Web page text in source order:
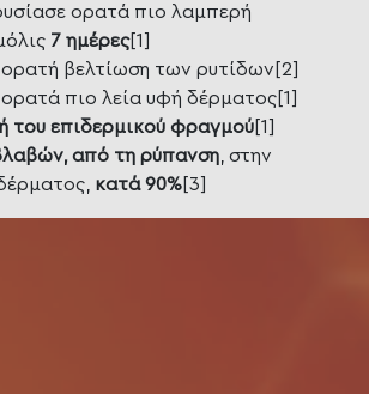
ορατά πιο λαμπερή
7 ημέρες[1]
ορατή βελτίωση των ρυτίδων[2]
ορατά πιο λεία υφή δέρματος[1]
του επιδερμικού φραγμού[1]
από τη ρύπανση , στην
κατά 90%[3]